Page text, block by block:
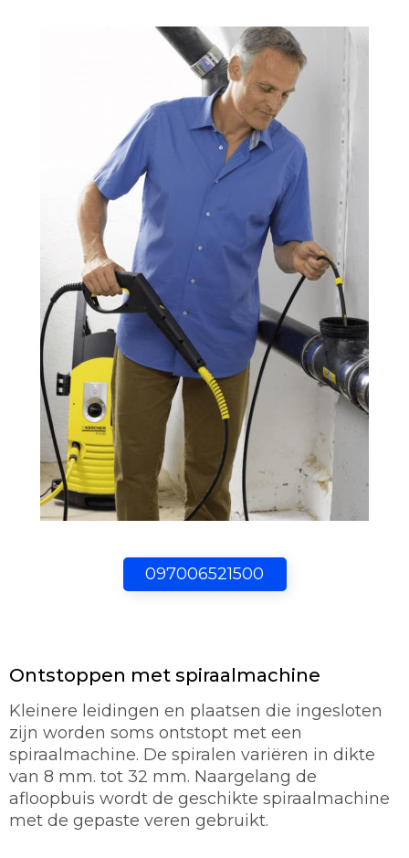
097006521500
Ontstoppen met spiraalmachine
Kleinere leidingen en plaatsen die ingesloten
zijn worden soms ontstopt met een
spiraalmachine. De spiralen variëren in dikte
van 8 mm. tot 32 mm. Naargelang de
afloopbuis wordt de geschikte spiraalmachine
met de gepaste veren gebruikt.